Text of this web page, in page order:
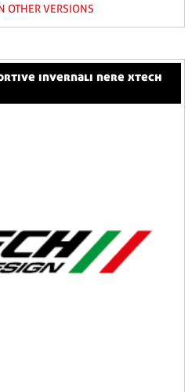
OTHER VERSIONS